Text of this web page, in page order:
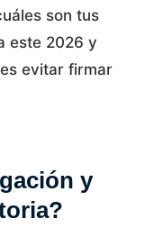
son tus
este 2026 y
evitar firmar
y